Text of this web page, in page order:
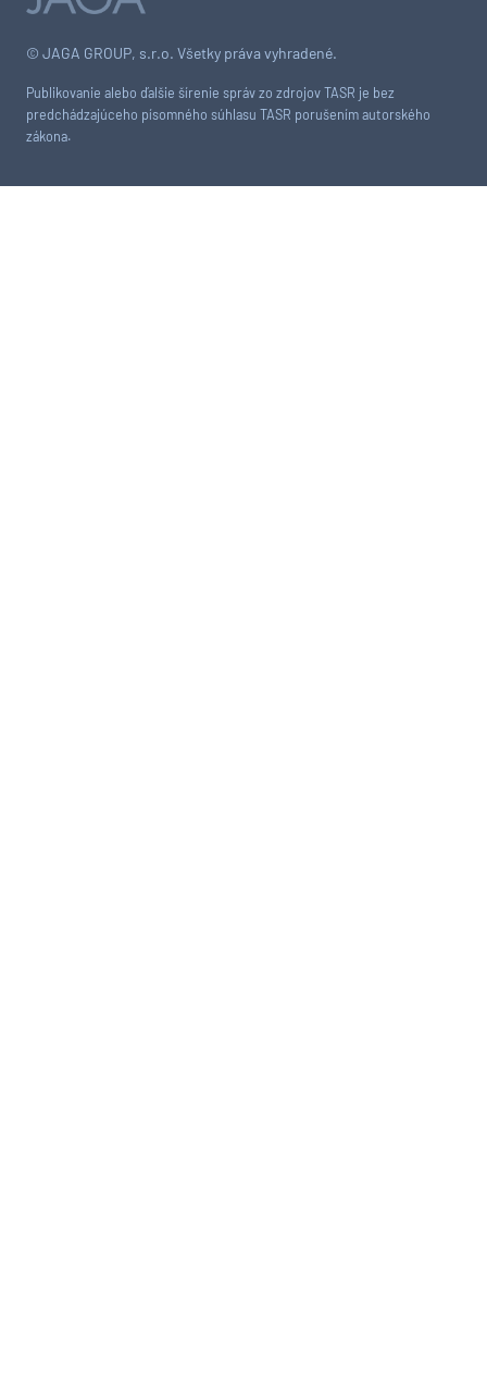
© JAGA GROUP, s.r.o. Všetky práva vyhradené.
Publikovanie alebo ďalšie šírenie správ zo zdrojov TASR je bez
predchádzajúceho písomného súhlasu TASR porušením autorského
zákona.